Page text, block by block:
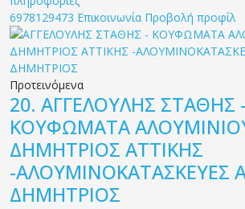
6978129473 Επικοινωνία Προβολή προφίλ
Προτεινόμενα
20. ΑΓΓΕΛΟΥΛΗΣ ΣΤΑΘΗΣ -
ΚΟΥΦΩΜΑΤΑ
ΔΗΜΗΤΡΙΟΣ ΑΤΤΙΚΗΣ
-ΑΛΟΥΜΙΝΟΚΑΤΑΣΚΕΥΕΣ
ΔΗΜΗΤΡΙΟΣ